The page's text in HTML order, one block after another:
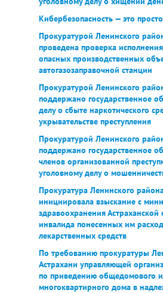
Кибербезопасность — это
Прокуратурой Ленинского
проведена проверка
опасных производственных
автогазозаправочной станции
Прокуратурой Ленинского
поддержано государственное
делу о сбыте наркотического
укрывательстве преступления
Прокуратурой Ленинского
поддержано государственное
членов организованной
уголовному делу о
Прокуратура Ленинского
инициировала взыскание с
здравоохранения Астраханской
инвалида понесенных им
лекарственных средств
По требованию прокуратуры
Астрахани управляющей
по приведению общедомового
многоквартирного дома в